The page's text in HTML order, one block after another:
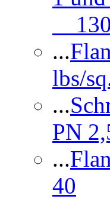
...
lbs/
...
PN
...
40